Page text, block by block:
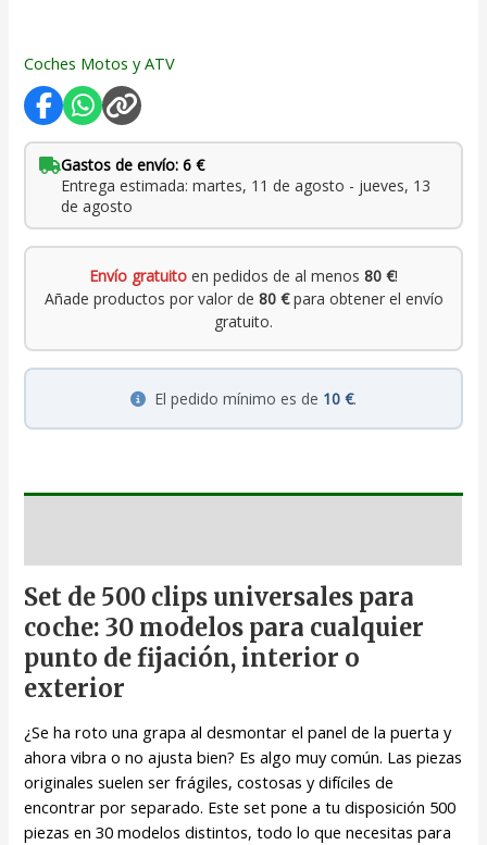
Coches Motos y ATV
Gastos de envío: 6 €
Entrega estimada: martes, 11 de agosto - jueves, 13
de agosto
Envío gratuito en pedidos de al menos 80 €!
Añade productos por valor de 80 €para obtener el envío
gratuito.
El pedido mínimo es de 10 €.
Set de 500 clips universales para
coche: 30 modelos para cualquier
punto de fijación, interior o
exterior
¿Se ha roto una grapa al desmontar el panel de la puerta y
ahora vibra o no ajusta bien? Es algo muy común. Las piezas
originales suelen ser frágiles, costosas y difíciles de
encontrar por separado. Este set pone a tu disposición 500
piezas en 30 modelos distintos, todo lo que necesitas para